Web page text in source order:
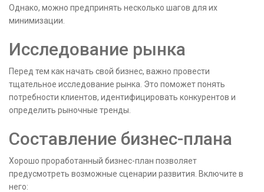
Однако, можно предпринять несколько шагов для их
минимизации.
Исследование рынка
Перед тем как начать свой бизнес, важно провести
тщательное исследование рынка. Это поможет понять
потребности клиентов, идентифицировать конкурентов и
определить рыночные тренды.
Составление бизнес-плана
Хорошо проработанный бизнес-план позволяет
предусмотреть возможные сценарии развития. Включите в
него: